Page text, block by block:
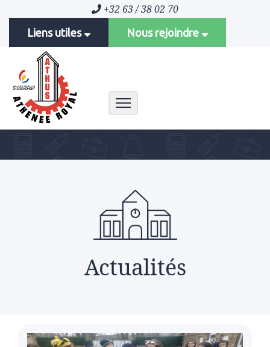
+32 63 / 38 02 70
Liens utiles Nous rejoindre
Toggle navigation
Actualités